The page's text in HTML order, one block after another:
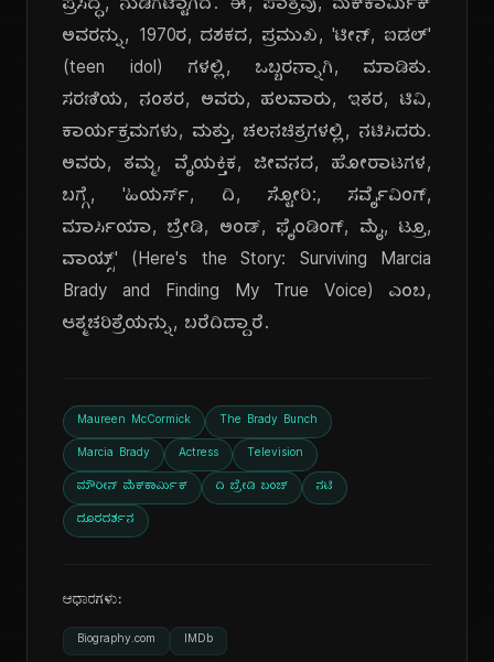
ಪ್ರಸಿದ್ಧ, ನುಡಿಗಟ್ಟಾಗಿದೆ. ಈ, ಪಾತ್ರವು, ಮೆಕ್‌ಕಾರ್ಮಿಕ್
ಅವರನ್ನು, 1970ರ, ದಶಕದ, ಪ್ರಮುಖ, 'ಟೀನ್, ಐಡಲ್'
(teen idol) ಗಳಲ್ಲಿ, ಒಬ್ಬರನ್ನಾಗಿ, ಮಾಡಿತು.
ಸರಣಿಯ, ನಂತರ, ಅವರು, ಹಲವಾರು, ಇತರ, ಟಿವಿ,
ಕಾರ್ಯಕ್ರಮಗಳು, ಮತ್ತು, ಚಲನಚಿತ್ರಗಳಲ್ಲಿ, ನಟಿಸಿದರು.
ಅವರು, ತಮ್ಮ, ವೈಯಕ್ತಿಕ, ಜೀವನದ, ಹೋರಾಟಗಳ,
ಬಗ್ಗೆ, 'ಹಿಯರ್ಸ್, ದಿ, ಸ್ಟೋರಿ:, ಸರ್ವೈವಿಂಗ್,
ಮಾರ್ಸಿಯಾ, ಬ್ರೇಡಿ, ಅಂಡ್, ಫೈಂಡಿಂಗ್, ಮೈ, ಟ್ರೂ,
ವಾಯ್ಸ್' (Here's the Story: Surviving Marcia
Brady and Finding My True Voice) ಎಂಬ,
ಆತ್ಮಚರಿತ್ರೆಯನ್ನು, ಬರೆದಿದ್ದಾರೆ.
Maureen McCormick The Brady Bunch
Marcia Brady Actress Television
ಮೌರೀನ್ ಮೆಕ್‌ಕಾರ್ಮಿಕ್ ದಿ ಬ್ರೇಡಿ ಬಂಚ್ ನಟಿ
ದೂರದರ್ಶನ
ಆಧಾರಗಳು:
Biography.com IMDb